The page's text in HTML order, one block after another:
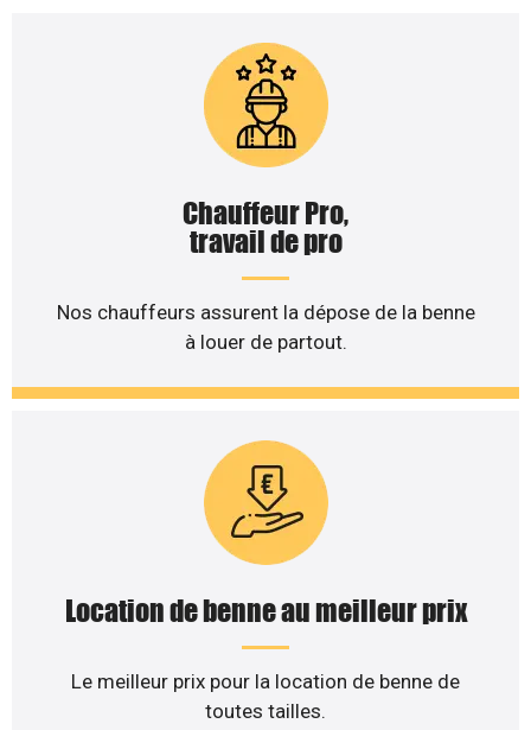
Chauffeur Pro,
travail de pro
Nos chauffeurs assurent la dépose de la benne
à louer de partout.
Location de benne au meilleur prix
Le meilleur prix pour la location de benne de
toutes tailles.